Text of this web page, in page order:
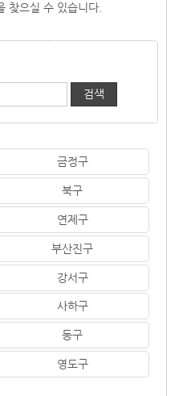
찾으실 수 있습니다.
금정구
북구
연제구
부산진구
강서구
사하구
동구
영도구